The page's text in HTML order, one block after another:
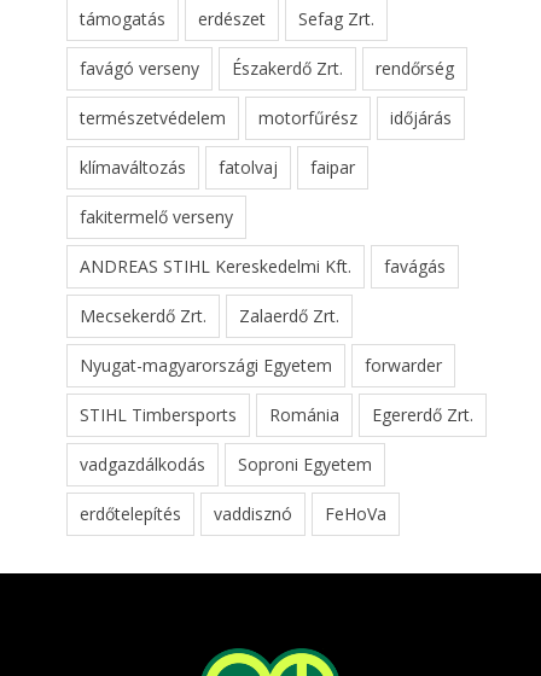
támogatás erdészet Sefag Zrt.
favágó verseny Északerdő Zrt. rendőrség
természetvédelem motorfűrész időjárás
klímaváltozás fatolvaj faipar
fakitermelő verseny
ANDREAS STIHL Kereskedelmi Kft. favágás
Mecsekerdő Zrt. Zalaerdő Zrt.
Nyugat-magyarországi Egyetem forwarder
STIHL Timbersports Románia Egererdő Zrt.
vadgazdálkodás Soproni Egyetem
erdőtelepítés vaddisznó FeHoVa